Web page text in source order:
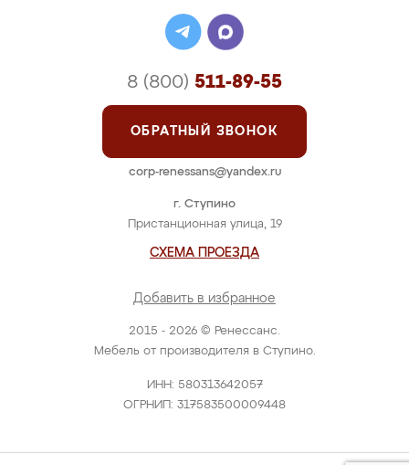
2015 - 2026 © Ренессанс.
Мебель от производителя в Ступино.
ИНН: 580313642057
ОГРНИП: 317583500009448
г. Ступино
Пристанционная улица, 19
СХЕМА ПРОЕЗДА
Добавить в избранное
8 (800) 511-89-55
ОБРАТНЫЙ ЗВОНОК
corp-renessans@yandex.ru